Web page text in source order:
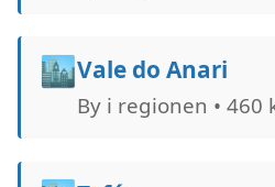
🏙️Vale do Anari
By i regionen • 460